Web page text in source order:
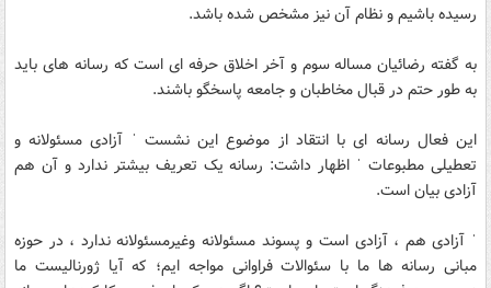
رسیده باشیم و نظام آن نیز مشخص شده باشد.
به گفته رضائیان مساله سوم و آخر اخلاق حرفه ای است که رسانه های باید
به طور حتم در قبال مخاطبان و جامعه پاسخگو باشند.
این فعال رسانه ای با انتقاد از موضوع این نشست ˈ آزادی مسئولانه و
تعطیلی مطبوعات ˈ اظهار داشت: رسانه یک تعریف بیشتر ندارد و آن هم
آزادی بیان است.
ˈ آزادی هم ، آزادی است و پسوند مسئولانه وغیرمسئولانه ندارد ، در حوزه
مبانی رسانه ها ما با سئوالات فراوانی مواجه ایم؛ که آیا ژورنالیست ما